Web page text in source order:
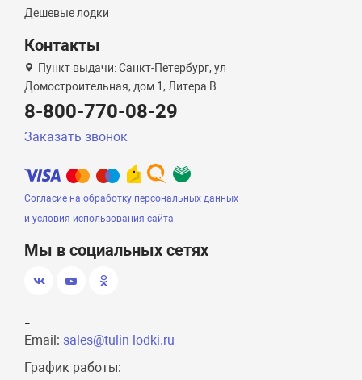
Дешевые лодки
Контакты
Пункт выдачи: Санкт-Петербург, ул
Домостроительная, дом 1, Литера B
8-800-770-08-29
Заказать звонок
Согласие на обработку персональных данных
и условия использования сайта
Мы в социальных сетях
-
Email: sales@tulin-lodki.ru
График работы: